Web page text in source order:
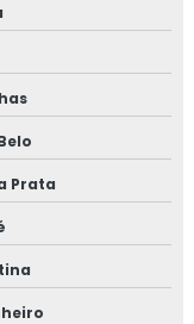
preço
Prata